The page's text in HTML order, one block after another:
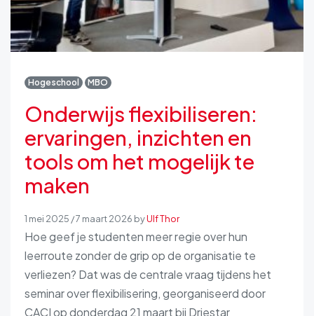
Hogeschool MBO
Onderwijs flexibiliseren:
ervaringen, inzichten en
tools om het mogelijk te
maken
1 mei 2025 /7 maart 2026 byUlf Thor
Hoe geef je studenten meer regie over hun
leerroute zonder de grip op de organisatie te
verliezen? Dat was de centrale vraag tijdens het
seminar over flexibilisering, georganiseerd door
CACI op donderdag 21 maart bij Driestar